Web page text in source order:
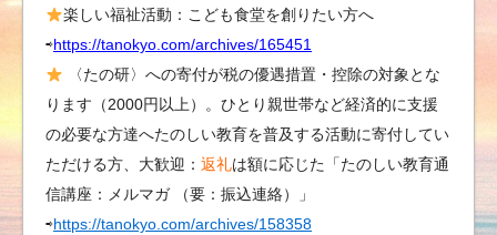
楽しい福祉活動：こども食堂を創りたい方へ
⇨https://tanokyo.com/archives/165451
〈たの研〉への寄付が税の優遇措置・控除の対象とな
ります（2000円以上）。ひとり親世帯など経済的に支援
の必要な方達へたのしい教育を普及する活動に寄付してい
ただける方、大歓迎： 返礼は額に応じた「たのしい教育通
信講座：メルマガ （要：振込連絡）」
⇨https://tanokyo.com/archives/158358